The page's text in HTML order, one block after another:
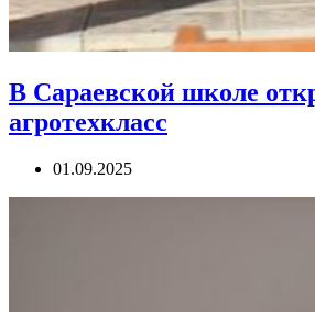
В Сараевской школе
агротехкласс
01.09.2025